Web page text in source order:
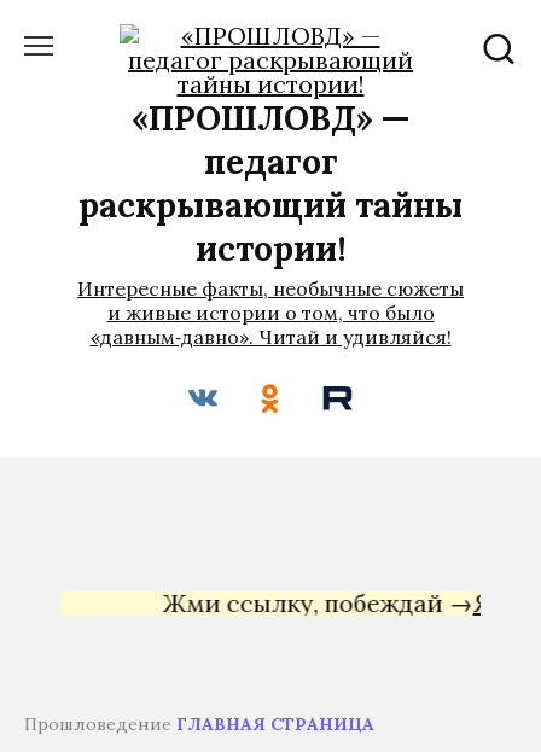
содержанию
«ПРОШЛОВѢД» —
педагог
раскрывающий тайны
истории!
Интересные факты, необычные сюжеты
и живые истории о том, что было
«давным‑давно». Читай и удивляйся!
Жми ссылку, побеждай →Яндекс
Прошловедение ГЛАВНАЯ СТРАНИЦА